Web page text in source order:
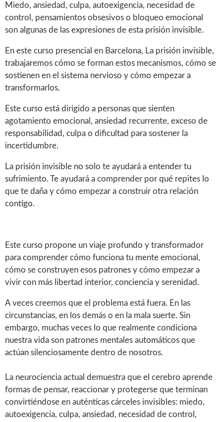
Miedo, ansiedad, culpa, autoexigencia, necesidad de
control, pensamientos obsesivos o bloqueo emocional
son algunas de las expresiones de esta prisión invisible.
En este curso presencial en Barcelona, La prisión invisible,
trabajaremos cómo se forman estos mecanismos, cómo se
sostienen en el sistema nervioso y cómo empezar a
transformarlos.
Este curso está dirigido a personas que sienten
agotamiento emocional, ansiedad recurrente, exceso de
responsabilidad, culpa o dificultad para sostener la
incertidumbre.
La prisión invisible no solo te ayudará a entender tu
sufrimiento. Te ayudará a comprender por qué repites lo
que te daña y cómo empezar a construir otra relación
contigo.
Este curso propone un viaje profundo y transformador
para comprender cómo funciona tu mente emocional,
cómo se construyen esos patrones y cómo empezar a
vivir con más libertad interior, conciencia y serenidad.
A veces creemos que el problema está fuera. En las
circunstancias, en los demás o en la mala suerte. Sin
embargo, muchas veces lo que realmente condiciona
nuestra vida son patrones mentales automáticos que
actúan silenciosamente dentro de nosotros.
La neurociencia actual demuestra que el cerebro aprende
formas de pensar, reaccionar y protegerse que terminan
convirtiéndose en auténticas cárceles invisibles: miedo,
autoexigencia, culpa, ansiedad, necesidad de control,